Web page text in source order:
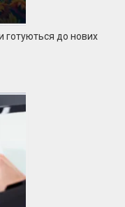
готуються до нових